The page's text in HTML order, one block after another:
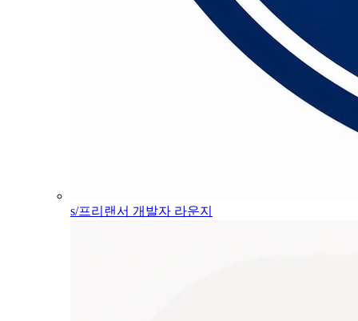
s/프리랜서 개발자 라운지